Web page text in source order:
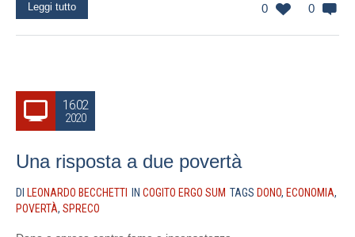
0 0
Leggi tutto
16.02
2020
Una risposta a due povertà
DI LEONARDO BECCHETTI IN COGITO ERGO SUM TAGS DONO, ECONOMIA,
POVERTÀ, SPRECO